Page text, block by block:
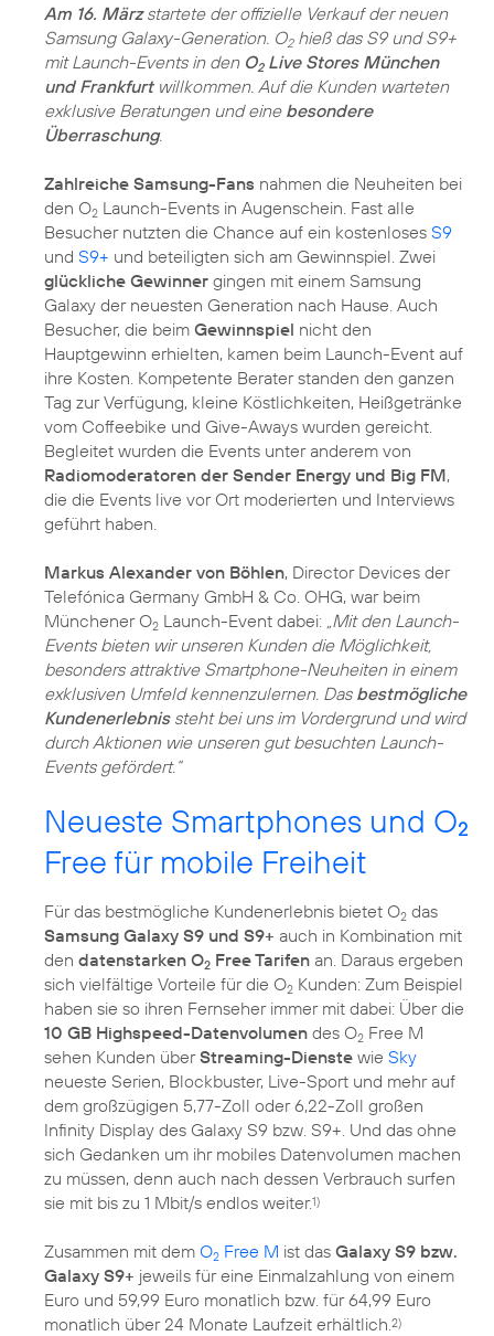
Am 16. Märzstartete der offizielle Verkauf der neuen
Samsung Galaxy-Generation. O2hieß das S9 und S9+
mit Launch-Events in den O2Live Stores München
und Frankfurtwillkommen. Auf die Kunden warteten
exklusive Beratungen und eine besondere
Überraschung.
Zahlreiche Samsung-Fans nahmen die Neuheiten bei
den O2 Launch-Events in Augenschein. Fast alle
Besucher nutzten die Chance auf ein kostenloses S9
und S9+ und beteiligten sich am Gewinnspiel. Zwei
glückliche Gewinner gingen mit einem Samsung
Galaxy der neuesten Generation nach Hause. Auch
Besucher, die beim Gewinnspiel nicht den
Hauptgewinn erhielten, kamen beim Launch-Event auf
ihre Kosten. Kompetente Berater standen den ganzen
Tag zur Verfügung, kleine Köstlichkeiten, Heißgetränke
vom Coffeebike und Give-Aways wurden gereicht.
Begleitet wurden die Events unter anderem von
Radiomoderatoren der Sender Energy und Big FM,
die die Events live vor Ort moderierten und Interviews
geführt haben.
Markus Alexander von Böhlen, Director Devices der
Telefónica Germany GmbH & Co. OHG, war beim
Münchener O2 Launch-Event dabei: „Mit den Launch-
Events bieten wir unseren Kunden die Möglichkeit,
besonders attraktive Smartphone-Neuheiten in einem
exklusiven Umfeld kennenzulernen. Das bestmögliche
Kundenerlebnissteht bei uns im Vordergrund und wird
durch Aktionen wie unseren gut besuchten Launch-
Events gefördert.“
Neueste Smartphones und O2
Free für mobile Freiheit
Für das bestmögliche Kundenerlebnis bietet O2 das
Samsung Galaxy S9 und S9+ auch in Kombination mit
den datenstarken O2 Free Tarifen an. Daraus ergeben
sich vielfältige Vorteile für die O2 Kunden: Zum Beispiel
haben sie so ihren Fernseher immer mit dabei: Über die
10 GB Highspeed-Datenvolumen des O2 Free M
sehen Kunden überStreaming-Dienste wie Sky
neueste Serien, Blockbuster, Live-Sport und mehr auf
dem großzügigen 5,77-Zoll oder 6,22-Zoll großen
Infinity Display des Galaxy S9 bzw. S9+. Und das ohne
sich Gedanken um ihr mobiles Datenvolumen machen
zu müssen, denn auch nach dessen Verbrauch surfen
sie mit bis zu 1 Mbit/s endlos weiter.1)
Zusammen mit dem O2 Free M ist das Galaxy S9 bzw.
Galaxy S9+ jeweils für eine Einmalzahlung von einem
Euro und 59,99 Euro monatlich bzw. für 64,99 Euro
monatlich über 24 Monate Laufzeit erhältlich. 2)